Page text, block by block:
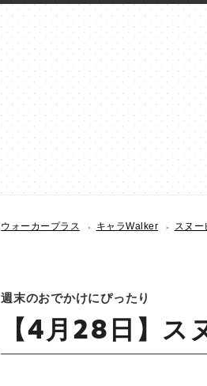
ウォーカープラス キャラWalker スヌ
週末のおでかけにぴったり
【4月28日】